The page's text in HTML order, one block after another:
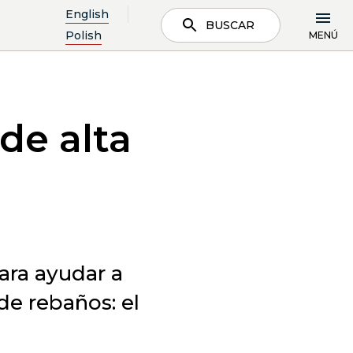
English
Polish
BUSCAR
MENÚ
alta
ayudar a
rebaños: el